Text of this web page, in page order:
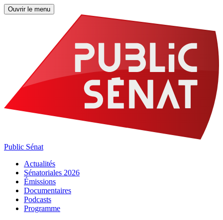
Ouvrir le menu
Public Sénat
Actualités
Sénatoriales 2026
Émissions
Documentaires
Podcasts
Programme